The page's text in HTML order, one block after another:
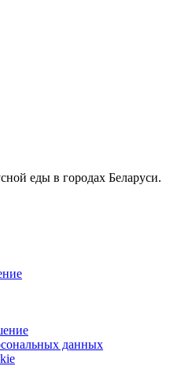
еды в городах Беларуси.
данных